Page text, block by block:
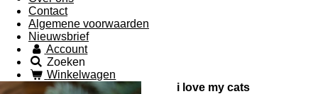
Contact
Algemene voorwaarden
Nieuwsbrief
Account
Zoeken
Winkelwagen
i love my cats